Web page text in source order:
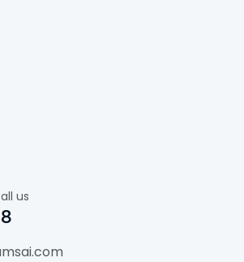
us